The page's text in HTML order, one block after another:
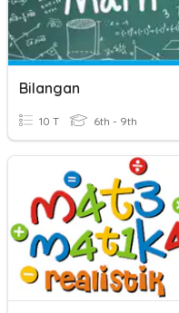
Bilangan
10 T 6th - 9th